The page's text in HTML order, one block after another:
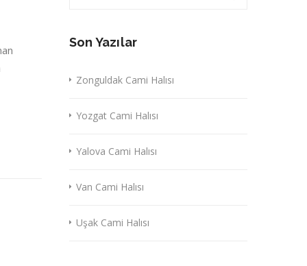
Son Yazılar
Zonguldak Cami Halısı
Yozgat Cami Halısı
Yalova Cami Halısı
Van Cami Halısı
Uşak Cami Halısı